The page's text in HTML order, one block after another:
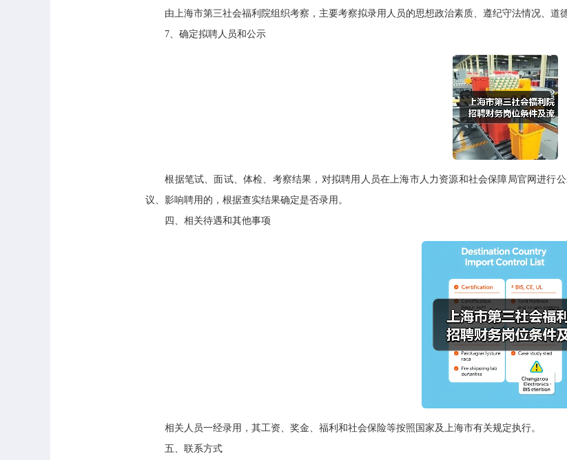
由上海市第三社会福利院组织考察，主要考察拟录用人员的思想政治素质、遵纪守法情况、道德
7、确定拟聘人员和公示
根据笔试、面试、体检、考察结果，对拟聘用人员在上海市人力资源和社会保障局官网进行
议、影响聘用的，根据查实结果确定是否录用。
四、相关待遇和其他事项
相关人员一经录用，其工资、奖金、福利和社会保险等按照国家及上海市有关规定执行。
五、联系方式